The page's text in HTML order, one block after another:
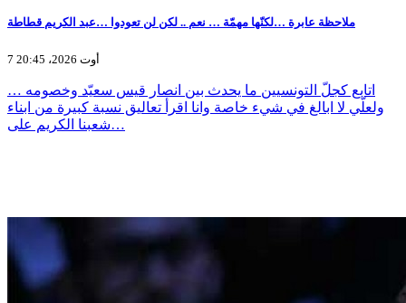
ملاحظة عابرة …لكنّها مهمّة … نعم .. لكن لن تعودوا …عبد الكريم قطاطة
7 أوت 2026، 20:45
اتابع كجلّ التونسيين ما يحدث بين انصار قيس سعيّد وخصومه …
ولعلّي لا ابالغ في شيء خاصة وانا اقرأ تعاليق نسبة كبيرة من ابناء
شعبنا الكريم على…